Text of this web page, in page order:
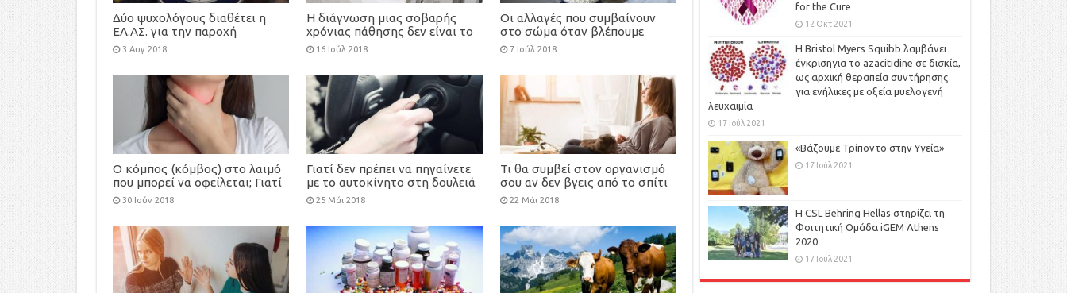
Δύο ψυχολόγους διαθέτει η
ΕΛ.ΑΣ. για την παροχή
ψυχολογικής υποστήριξης
στους πληγέντες
3 Αυγ 2018
Η διάγνωση μιας σοβαρής
χρόνιας πάθησης δεν είναι το
… τέλος του κόσμου
16 Ιούλ 2018
Οι αλλαγές που συμβαίνουν
στο σώμα όταν βλέπουμε
θρίλερ
7 Ιούλ 2018
Ο κόμπος (κόμβος) στο λαιμό
που μπορεί να οφείλεται; Γιατί
απαιτείται πλήρης έλεγχος;
30 Ιούν 2018
Γιατί δεν πρέπει να πηγαίνετε
με το αυτοκίνητο στη δουλειά
25 Μάι 2018
Τι θα συμβεί στον οργανισμό
σου αν δεν βγεις από το σπίτι
μια ολόκληρη μέρα
22 Μάι 2018
for the Cure
12 Οκτ 2021
Η Bristol Myers Squibb λαμβάνει
έγκρισηγια το azacitidine σε δισκία,
ως αρχική θεραπεία συντήρησης
για ενήλικες με οξεία μυελογενή
λευχαιμία
17 Ιούλ 2021
«Βάζουμε Τρίποντο στην Υγεία»
17 Ιούλ 2021
H CSL Behring Hellas στηρίζει τη
Φοιτητική Ομάδα iGEM Athens
2020
17 Ιούλ 2021